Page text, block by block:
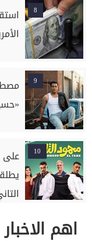
8
9
10
على
اهم الاخبار